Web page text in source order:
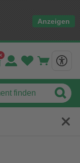
Anzeigen